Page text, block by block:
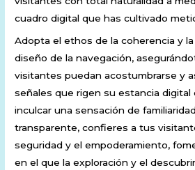
cuadro digital que has cultivado
Adopta el ethos de la coherencia y
diseño de la navegación,
visitantes puedan acostumbrarse y
señales que rigen su estancia digital
inculcar una sensación de
transparente, confieres a tus
seguridad y el empoderamiento,
en el que la exploración y el